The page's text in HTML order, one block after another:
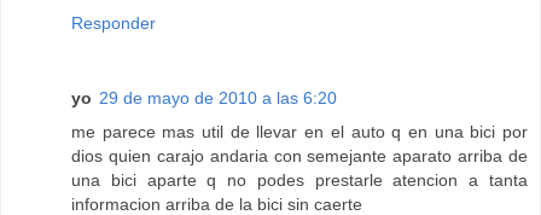
Responder
yo 29 de mayo de 2010 a las 6:20
me parece mas util de llevar en el auto q en una bici por
dios quien carajo andaria con semejante aparato arriba de
una bici aparte q no podes prestarle atencion a tanta
informacion arriba de la bici sin caerte